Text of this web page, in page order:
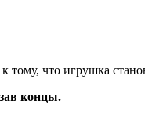
тому, что игрушка
концы.